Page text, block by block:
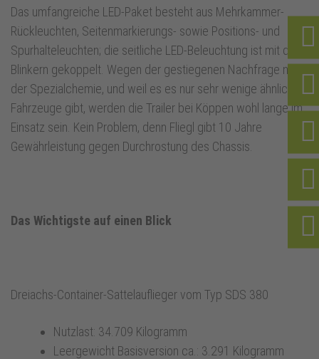
Das umfangreiche LED-Paket besteht aus Mehrkammer-
Rückleuchten, Seitenmarkierungs- sowie Positions- und
Spurhalteleuchten; die seitliche LED-Beleuchtung ist mit den
Blinkern gekoppelt. Wegen der gestiegenen Nachfrage nach
der Spezialchemie, und weil es es nur sehr wenige ähnliche
Fahrzeuge gibt, werden die Trailer bei Köppen wohl lange im
Einsatz sein. Kein Problem, denn Fliegl gibt 10 Jahre
Gewährleistung gegen Durchrostung des Chassis.
Das Wichtigste auf einen Blick
Dreiachs-Container-Sattelauflieger vom Typ SDS 380
Nutzlast: 34.709 Kilogramm
Leergewicht Basisversion ca.: 3.291 Kilogramm